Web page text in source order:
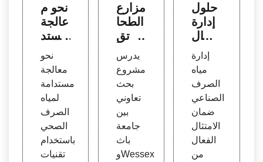
نحو م
عالجة
مستد
مياه ال
صرف
الصح
ي باس
تخدام
نحو
معالجة
مستدامة
لمياه
الصرف
الصحي
باستخدام
تقنيات
مزارع
الطحا
لب تق
متجد
دًا ور
خيصًا
يدرس
مشروع
بحث
تعاوني
بين
جامعة
باث
وWessex
حلول
إدارة
مياه ال
صرف
الصنا
عي
إدارة
مياه
الصرف
الصناعي
ضمان
الامتثال
الفعال
من